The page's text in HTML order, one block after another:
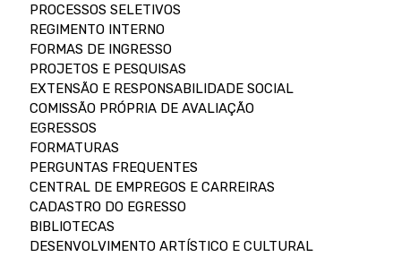
PROCESSOS SELETIVOS
REGIMENTO INTERNO
FORMAS DE INGRESSO
PROJETOS E PESQUISAS
EXTENSÃO E RESPONSABILIDADE SOCIAL
COMISSÃO PRÓPRIA DE AVALIAÇÃO
EGRESSOS
FORMATURAS
PERGUNTAS FREQUENTES
CENTRAL DE EMPREGOS E CARREIRAS
CADASTRO DO EGRESSO
BIBLIOTECAS
DESENVOLVIMENTO ARTÍSTICO E CULTURAL